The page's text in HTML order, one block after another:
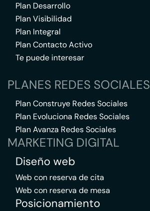
Plan Desarrollo
Plan Visibilidad
Plan Integral
Plan Contacto Activo
Te puede interesar
PLANES REDES SOCIALES
Plan Construye Redes Sociales
Plan Evoluciona Redes Sociales
Plan Avanza Redes Sociales
MARKETING DIGITAL
Diseño web
Web con reserva de cita
Web con reserva de mesa
Posicionamiento